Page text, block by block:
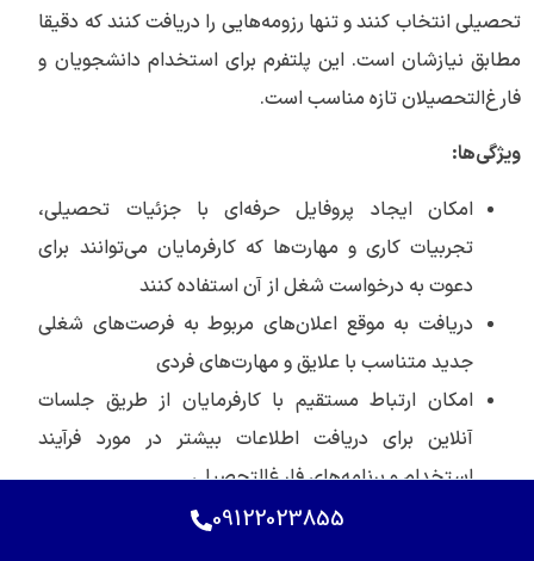
تحصیلی انتخاب کنند و تنها رزومه‌هایی را دریافت کنند که دقیقا
مطابق نیازشان است. این پلتفرم برای استخدام دانشجویان و
فارغ‌التحصیلان تازه مناسب است.
ویژگی‌ها:
امکان ایجاد پروفایل حرفه‌ای با جزئیات تحصیلی،
تجربیات کاری و مهارت‌ها که کارفرمایان می‌توانند برای
دعوت به درخواست شغل از آن استفاده کنند
دریافت به موقع اعلان‌های مربوط به فرصت‌های شغلی
جدید متناسب با علایق و مهارت‌های فردی
امکان ارتباط مستقیم با کارفرمایان از طریق جلسات
آنلاین برای دریافت اطلاعات بیشتر در مورد فرآیند
استخدام و برنامه‌های فارغ‌التحصیلی
09122023855